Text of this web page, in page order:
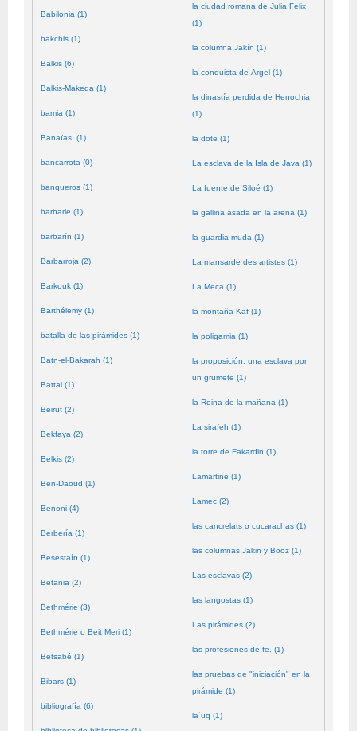
Babilonia (1)
bakchis (1)
Balkis (6)
Balkis-Makeda (1)
bamia (1)
Banaïas. (1)
bancarrota (0)
banqueros (1)
barbarie (1)
barbarín (1)
Barbarroja (2)
Barkouk (1)
Barthélemy (1)
batalla de las pirámides (1)
Batn-el-Bakarah (1)
Battal (1)
Beirut (2)
Bekfaya (2)
Belkis (2)
Ben-Daoud (1)
Benoni (4)
Berbería (1)
Besestaín (1)
Betania (2)
Bethmérie (3)
Bethmérie o Beit Meri (1)
Betsabé (1)
Bibars (1)
bibliografía (6)
la ciudad romana de Julia Felix
(1)
la columna Jakín (1)
la conquista de Argel (1)
la dinastía perdida de Henochia
(1)
la dote (1)
La esclava de la Isla de Java (1)
La fuente de Siloé (1)
la gallina asada en la arena (1)
la guardia muda (1)
La mansarde des artistes (1)
La Meca (1)
la montaña Kaf (1)
la poligamia (1)
la proposición: una esclava por
un grumete (1)
la Reina de la mañana (1)
La sirafeh (1)
la torre de Fakardin (1)
Lamartine (1)
Lamec (2)
las cancrelats o cucarachas (1)
las columnas Jakin y Booz (1)
Las esclavas (2)
las langostas (1)
Las pirámides (2)
las profesiones de fe. (1)
las pruebas de "iniciación" en la
pirámide (1)
laʿūq (1)